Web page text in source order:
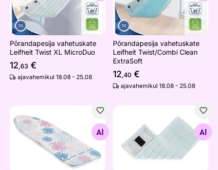
Põrandapesija vahetuskate
Leifheit Twist XL MicroDuo
12,63 €
ajavahemikul 18.08 - 25.08
Põrandapesija vahetuskate
Leifheit Twist/Combi Clean
ExtraSoft
12,40 €
ajavahemikul 18.08 - 25.08
Triikimislaua vahetuskate Leifheit Cotton S Classic
Otsi sarnaseid
Vahetuskate Leifheit Clean
Otsi sarnaseid